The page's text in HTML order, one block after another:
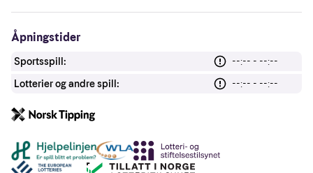
Åpningstider
Sportsspill:
--:-- - --:--
Lotterier og andre spill:
--:-- - --:--
Andre lenker